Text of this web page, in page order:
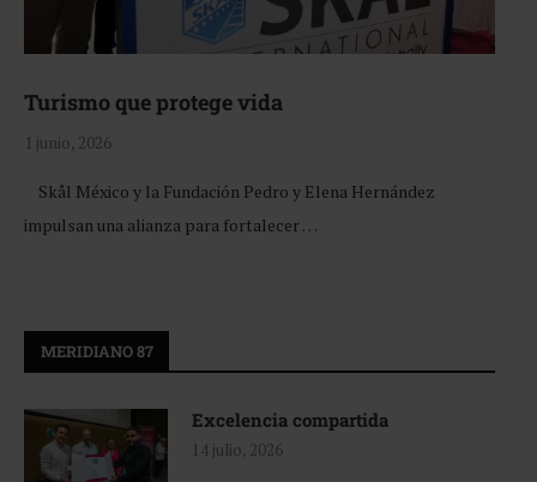
Turismo que protege vida
1 junio, 2026
Skål México y la Fundación Pedro y Elena Hernández
impulsan una alianza para fortalecer …
MERIDIANO 87
Excelencia compartida
14 julio, 2026